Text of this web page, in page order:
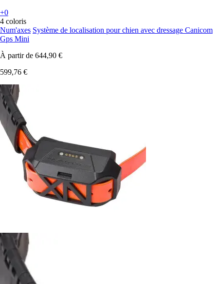
+0
4 coloris
Num'axes Système de localisation pour chien avec dressage Canicom
Gps Mini
À partir de 644,90 €
599,76 €